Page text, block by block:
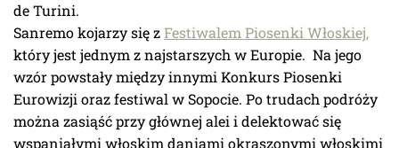
de Turini.
Sanremo kojarzy się zFestiwalem Piosenki Włoskiej,
który jest jednym z najstarszych w Europie. Na jego
wzór powstały między innymi Konkurs Piosenki
Eurowizji oraz festiwal w Sopocie. Po trudach podróży
można zasiąść przy głównej alei i delektować się
wspaniałymi włoskim daniami okraszonymi włoskimi